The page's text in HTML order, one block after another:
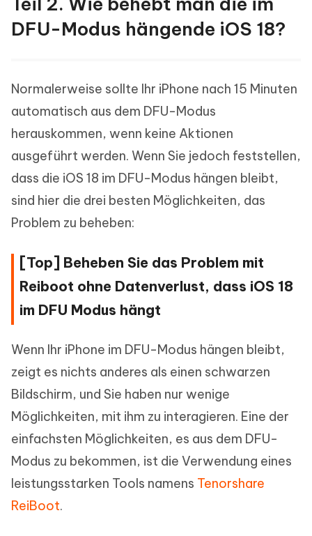
DFU-Modus hängende iOS 18?
Normalerweise sollte Ihr iPhone nach 15 Minuten
automatisch aus dem DFU-Modus
herauskommen, wenn keine Aktionen
ausgeführt werden. Wenn Sie jedoch feststellen,
dass die iOS 18 im DFU-Modus hängen bleibt,
sind hier die drei besten Möglichkeiten, das
Problem zu beheben:
[Top] Beheben Sie das Problem mit
Reiboot ohne Datenverlust, dass iOS 18
im DFU Modus hängt
Wenn Ihr iPhone im DFU-Modus hängen bleibt,
zeigt es nichts anderes als einen schwarzen
Bildschirm, und Sie haben nur wenige
Möglichkeiten, mit ihm zu interagieren. Eine der
einfachsten Möglichkeiten, es aus dem DFU-
Modus zu bekommen, ist die Verwendung eines
leistungsstarken Tools namens Tenorshare
ReiBoot.